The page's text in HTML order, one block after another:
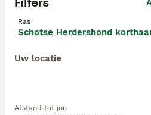
Ras
Schotse Herdershond
Uw locatie
Afstand tot jou